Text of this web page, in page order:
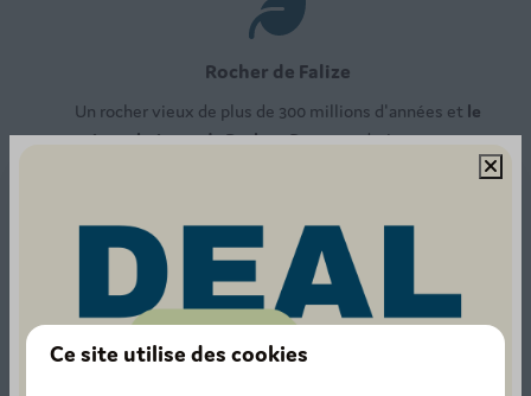
Rocher de Falize
Un rocher vieux de plus de 300 millions d'années et le
point culminant de Durbuy. De cet endroit, vous avez
Tour d'observation de Durbuy
Ce site utilise des cookies